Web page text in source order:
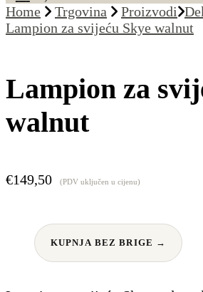
Home
Trgovina Proizvodi
Lampion za svijeću Skye walnut
Lampion za
walnut
€149,50 (PDV uključen u cijenu)
KUPNJA BEZ BRIGE →